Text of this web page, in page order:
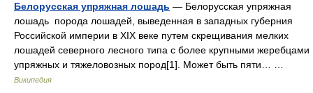
Белорусская упряжная лошадь — Белорусская упряжная
лошадь порода лошадей, выведенная в западных губерния
Российской империи в XIX веке путем скрещивания мелких
лошадей северного лесного типа с более крупными жеребцами
упряжных и тяжеловозных пород[1]. Может быть пяти… …
Википедия